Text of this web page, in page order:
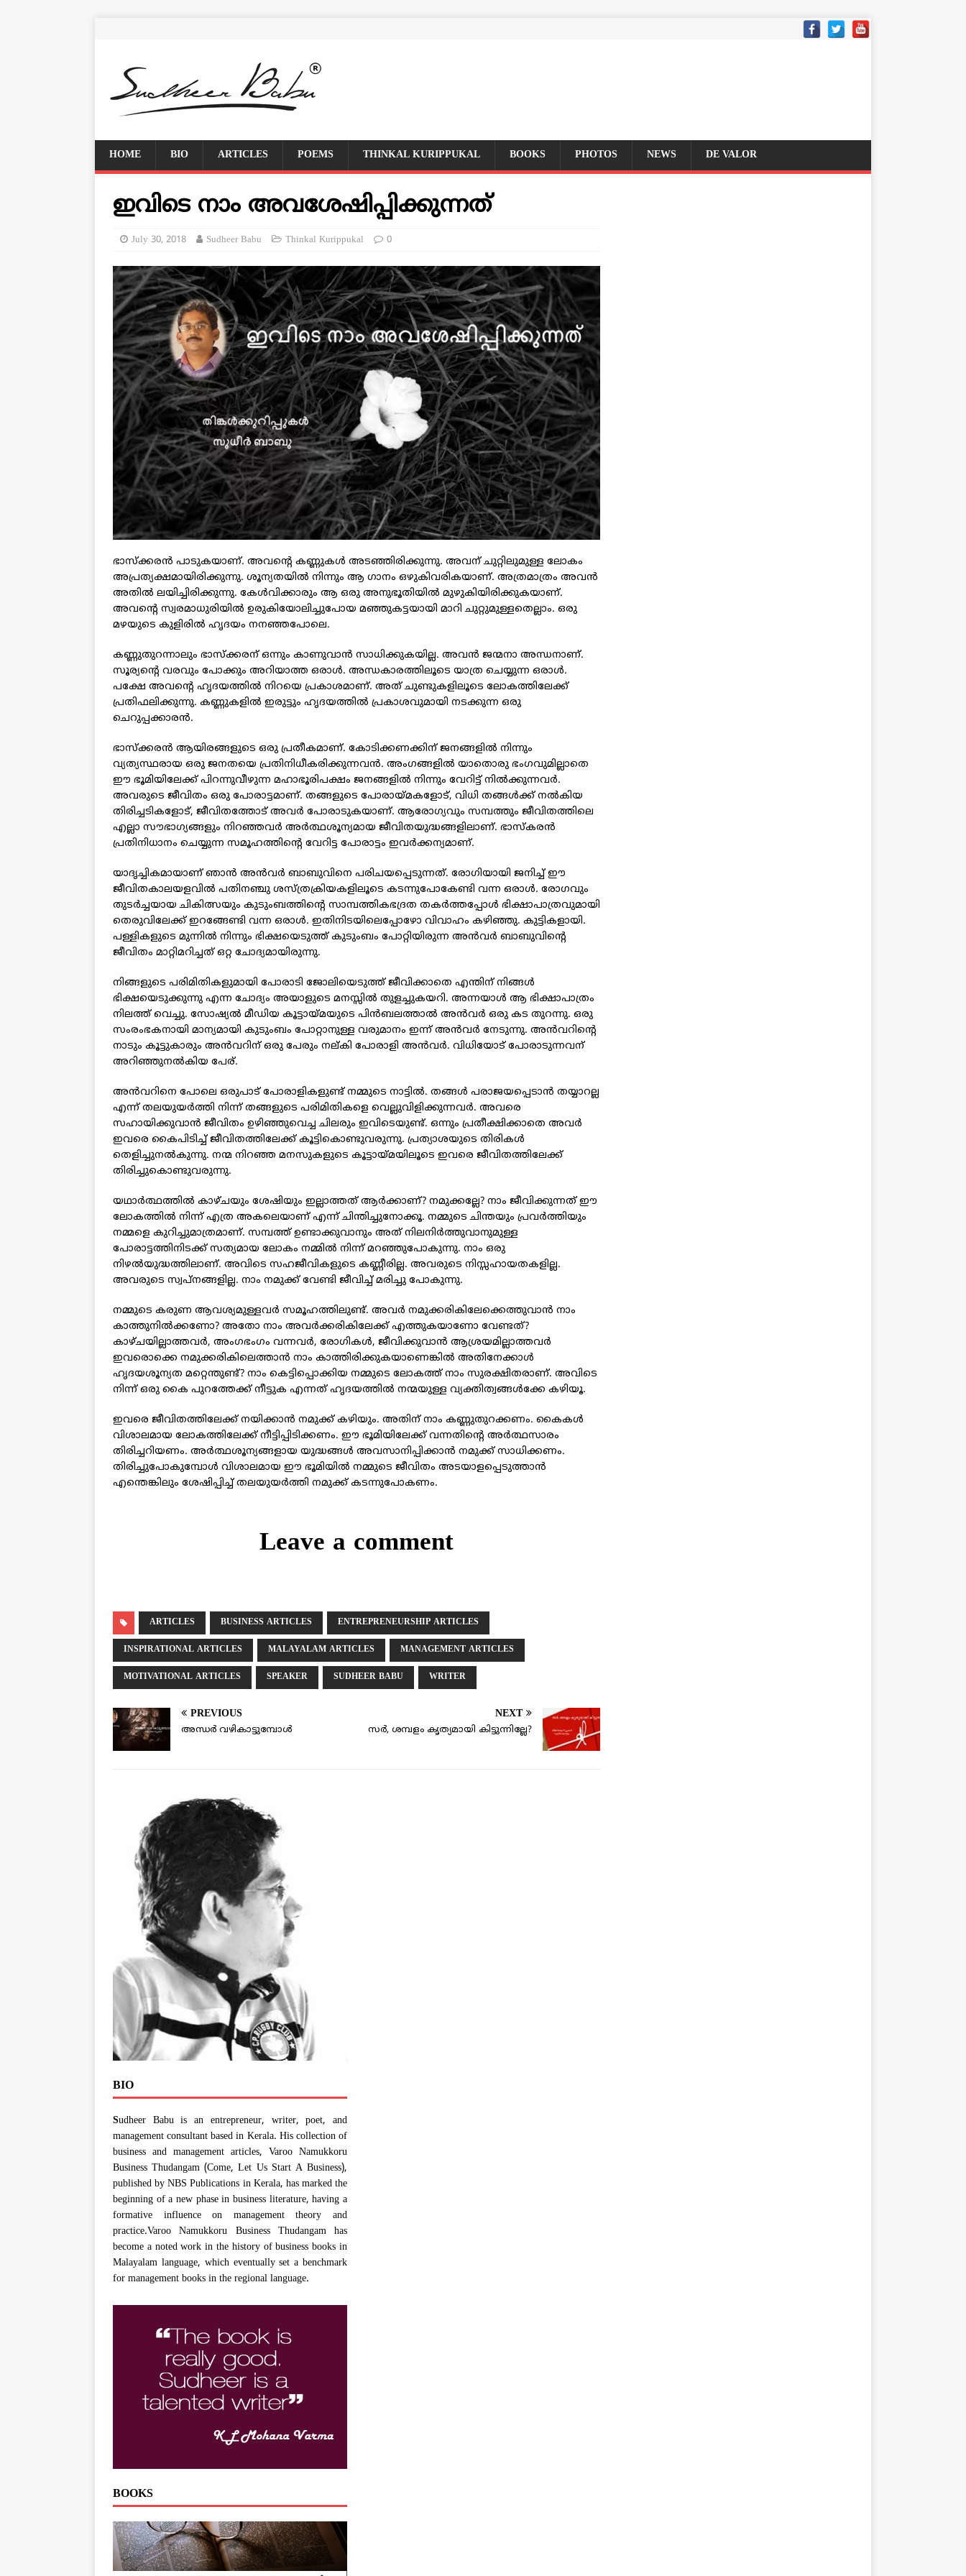
HOME BIO ARTICLES POEMS THINKAL KURIPPUKAL BOOKS PHOTOS NEWS DE VALOR
ഇവിടെ നാം അവശേഷിപ്പിക്കുന്നത്
July 30, 2018 Sudheer Babu Thinkal Kurippukal 0
ഭാസ്‌ക്കരന്‍ പാടുകയാണ്. അവന്റെ കണ്ണുകള്‍ അടഞ്ഞിരിക്കുന്നു. അവന് ചുറ്റിലുമുള്ള ലോകം
അപ്രത്യക്ഷമായിരിക്കുന്നു. ശൂന്യതയില്‍ നിന്നും ആ ഗാനം ഒഴുകിവരികയാണ്. അത്രമാത്രം അവന്‍
അതില്‍ ലയിച്ചിരിക്കുന്നു. കേള്‍വിക്കാരും ആ ഒരു അനുഭൂതിയില്‍ മുഴുകിയിരിക്കുകയാണ്.
അവന്റെ സ്വരമാധുരിയില്‍ ഉരുകിയോലിച്ചുപോയ മഞ്ഞുകട്ടയായി മാറി ചുറ്റുമുള്ളതെല്ലാം. ഒരു
മഴയുടെ കുളിരില്‍ ഹൃദയം നനഞ്ഞപോലെ.
കണ്ണുതുറന്നാലും ഭാസ്‌ക്കരന് ഒന്നും കാണുവാന്‍ സാധിക്കുകയില്ല. അവന്‍ ജന്മനാ അന്ധനാണ്.
സൂര്യന്റെ വരവും പോക്കും അറിയാത്ത ഒരാള്‍. അന്ധകാരത്തിലൂടെ യാത്ര ചെയ്യുന്ന ഒരാള്‍.
പക്ഷേ അവന്റെ ഹൃദയത്തില്‍ നിറയെ പ്രകാശമാണ്. അത് ചുണ്ടുകളിലൂടെ ലോകത്തിലേക്ക്
പ്രതിഫലിക്കുന്നു. കണ്ണുകളില്‍ ഇരുട്ടും ഹൃദയത്തില്‍ പ്രകാശവുമായി നടക്കുന്ന ഒരു
ചെറുപ്പക്കാരന്‍.
ഭാസ്‌ക്കരന്‍ ആയിരങ്ങളുടെ ഒരു പ്രതീകമാണ്. കോടിക്കണക്കിന് ജനങ്ങളില്‍ നിന്നും
വ്യത്യസ്ഥരായ ഒരു ജനതയെ പ്രതിനിധീകരിക്കുന്നവന്‍. അംഗങ്ങളില്‍ യാതൊരു ഭംഗവുമില്ലാതെ
ഈ ഭൂമിയിലേക്ക് പിറന്നുവീഴുന്ന മഹാഭൂരിപക്ഷം ജനങ്ങളില്‍ നിന്നും വേറിട്ട് നില്‍ക്കുന്നവര്‍.
അവരുടെ ജീവിതം ഒരു പോരാട്ടമാണ്. തങ്ങളുടെ പോരായ്മകളോട്, വിധി തങ്ങള്‍ക്ക് നല്‍കിയ
തിരിച്ചടികളോട്, ജീവിതത്തോട് അവര്‍ പോരാടുകയാണ്. ആരോഗ്യവും സമ്പത്തും ജീവിതത്തിലെ
എല്ലാ സൗഭാഗ്യങ്ങളും നിറഞ്ഞവര്‍ അര്‍ത്ഥശൂന്യമായ ജീവിതയുദ്ധങ്ങളിലാണ്. ഭാസ്‌കരന്‍
പ്രതിനിധാനം ചെയ്യുന്ന സമൂഹത്തിന്റെ വേറിട്ട പോരാട്ടം ഇവര്‍ക്കന്യമാണ്.
യാദൃച്ചികമായാണ് ഞാന്‍ അന്‍വര്‍ ബാബുവിനെ പരിചയപ്പെടുന്നത്. രോഗിയായി ജനിച്ച് ഈ
ജീവിതകാലയളവില്‍ പതിനഞ്ചു ശസ്ത്രക്രിയകളിലൂടെ കടന്നുപോകേണ്ടി വന്ന ഒരാള്‍. രോഗവും
തുടര്‍ച്ചയായ ചികിത്സയും കുടുംബത്തിന്റെ സാമ്പത്തികഭദ്രത തകര്‍ത്തപ്പോള്‍ ഭിക്ഷാപാത്രവുമായി
തെരുവിലേക്ക് ഇറങ്ങേണ്ടി വന്ന ഒരാള്‍. ഇതിനിടയിലെപ്പോഴോ വിവാഹം കഴിഞ്ഞു. കുട്ടികളായി.
പള്ളികളുടെ മുന്നില്‍ നിന്നും ഭിക്ഷയെടുത്ത് കുടുംബം പോറ്റിയിരുന്ന അന്‍വര്‍ ബാബുവിന്റെ
ജീവിതം മാറ്റിമറിച്ചത് ഒറ്റ ചോദ്യമായിരുന്നു.
നിങ്ങളുടെ പരിമിതികളുമായി പോരാടി ജോലിയെടുത്ത് ജീവിക്കാതെ എന്തിന് നിങ്ങള്‍
ഭിക്ഷയെടുക്കുന്നു എന്ന ചോദ്യം അയാളുടെ മനസ്സില്‍ തുളച്ചുകയറി. അന്നയാള്‍ ആ ഭിക്ഷാപാത്രം
നിലത്ത് വെച്ചു. സോഷ്യല്‍ മീഡിയ കൂട്ടായ്മയുടെ പിന്‍ബലത്താല്‍ അന്‍വര്‍ ഒരു കട തുറന്നു. ഒരു
സംരംഭകനായി മാന്യമായി കുടുംബം പോറ്റാനുള്ള വരുമാനം ഇന്ന് അന്‍വര്‍ നേടുന്നു. അന്‍വറിന്റെ
നാടും കൂട്ടുകാരും അന്‍വറിന് ഒരു പേരും നല്കി പോരാളി അന്‍വര്‍. വിധിയോട് പോരാടുന്നവന്
അറിഞ്ഞുനല്‍കിയ പേര്.
അന്‍വറിനെ പോലെ ഒരുപാട് പോരാളികളുണ്ട് നമ്മുടെ നാട്ടില്‍. തങ്ങള്‍ പരാജയപ്പെടാന്‍ തയ്യാറല്ല
എന്ന് തലയുയര്‍ത്തി നിന്ന് തങ്ങളുടെ പരിമിതികളെ വെല്ലുവിളിക്കുന്നവര്‍. അവരെ
സഹായിക്കുവാന്‍ ജീവിതം ഉഴിഞ്ഞുവെച്ച ചിലരും ഇവിടെയുണ്ട്. ഒന്നും പ്രതീക്ഷിക്കാതെ അവര്‍
ഇവരെ കൈപിടിച്ച് ജീവിതത്തിലേക്ക് കൂട്ടികൊണ്ടുവരുന്നു. പ്രത്യാശയുടെ തിരികള്‍
തെളിച്ചുനല്‍കുന്നു. നന്മ നിറഞ്ഞ മനസുകളുടെ കൂട്ടായ്മയിലൂടെ ഇവരെ ജീവിതത്തിലേക്ക്
തിരിച്ചുകൊണ്ടുവരുന്നു.
യഥാര്‍ത്ഥത്തില്‍ കാഴ്ചയും ശേഷിയും ഇല്ലാത്തത് ആര്‍ക്കാണ്? നമുക്കല്ലേ? നാം ജീവിക്കുന്നത് ഈ
ലോകത്തില്‍ നിന്ന് എത്ര അകലെയാണ് എന്ന് ചിന്തിച്ചുനോക്കൂ. നമ്മുടെ ചിന്തയും പ്രവര്‍ത്തിയും
നമ്മളെ കുറിച്ചുമാത്രമാണ്. സമ്പത്ത് ഉണ്ടാക്കുവാനും അത് നിലനിര്‍ത്തുവാനുമുള്ള
പോരാട്ടത്തിനിടക്ക് സത്യമായ ലോകം നമ്മില്‍ നിന്ന് മറഞ്ഞുപോകുന്നു. നാം ഒരു
നിഴല്‍യുദ്ധത്തിലാണ്. അവിടെ സഹജീവികളുടെ കണ്ണീരില്ല. അവരുടെ നിസ്സഹായതകളില്ല.
അവരുടെ സ്വപ്നങ്ങളില്ല. നാം നമുക്ക് വേണ്ടി ജീവിച്ച് മരിച്ചു പോകുന്നു.
നമ്മുടെ കരുണ ആവശ്യമുള്ളവര്‍ സമൂഹത്തിലുണ്ട്. അവര്‍ നമുക്കരികിലേക്കെത്തുവാന്‍ നാം
കാത്തുനില്‍ക്കണോ? അതോ നാം അവര്‍ക്കരികിലേക്ക് എത്തുകയാണോ വേണ്ടത്?
കാഴ്ചയില്ലാത്തവര്‍, അംഗഭംഗം വന്നവര്‍, രോഗികള്‍, ജീവിക്കുവാന്‍ ആശ്രയമില്ലാത്തവര്‍
ഇവരൊക്കെ നമുക്കരികിലെത്താന്‍ നാം കാത്തിരിക്കുകയാണെങ്കില്‍ അതിനേക്കാള്‍
ഹൃദയശൂന്യത മറ്റെന്തുണ്ട്? നാം കെട്ടിപ്പൊക്കിയ നമ്മുടെ ലോകത്ത് നാം സുരക്ഷിതരാണ്. അവിടെ
നിന്ന് ഒരു കൈ പുറത്തേക്ക് നീട്ടുക എന്നത് ഹൃദയത്തില്‍ നന്മയുള്ള വ്യക്തിത്വങ്ങള്‍ക്കേ കഴിയൂ.
ഇവരെ ജീവിതത്തിലേക്ക് നയിക്കാന്‍ നമുക്ക് കഴിയും. അതിന് നാം കണ്ണുതുറക്കണം. കൈകള്‍
വിശാലമായ ലോകത്തിലേക്ക് നീട്ടിപ്പിടിക്കണം. ഈ ഭൂമിയിലേക്ക് വന്നതിന്റെ അര്‍ത്ഥസാരം
തിരിച്ചറിയണം. അര്‍ത്ഥശൂന്യങ്ങളായ യുദ്ധങ്ങള്‍ അവസാനിപ്പിക്കാന്‍ നമുക്ക് സാധിക്കണം.
തിരിച്ചുപോകുമ്പോള്‍ വിശാലമായ ഈ ഭൂമിയില്‍ നമ്മുടെ ജീവിതം അടയാളപ്പെടുത്താന്‍
എന്തെങ്കിലും ശേഷിപ്പിച്ച് തലയുയര്‍ത്തി നമുക്ക് കടന്നുപോകണം.
Leave a comment
ARTICLES BUSINESS ARTICLES ENTREPRENEURSHIP ARTICLES
INSPIRATIONAL ARTICLES MALAYALAM ARTICLES MANAGEMENT ARTICLES
MOTIVATIONAL ARTICLES SPEAKER SUDHEER BABU WRITER
PREVIOUS
അന്ധര്‍ വഴികാട്ടുമ്പോള്‍
NEXT
സര്‍, ശമ്പളം കൃത്യമായി കിട്ടുന്നില്ലേ?
BIO
Sudheer Babu is an entrepreneur, writer, poet, and
management consultant based in Kerala. His collection of
business and management articles, Varoo Namukkoru
Business Thudangam (Come, Let Us Start A Business),
published by NBS Publications in Kerala, has marked the
beginning of a new phase in business literature, having a
formative influence on management theory and
practice.Varoo Namukkoru Business Thudangam has
become a noted work in the history of business books in
Malayalam language, which eventually set a benchmark
for management books in the regional language.
BOOKS